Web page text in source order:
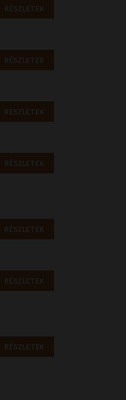
RÉSZLETEK
RÉSZLETEK
RÉSZLETEK
RÉSZLETEK
RÉSZLETEK
RÉSZLETEK
RÉSZLETEK